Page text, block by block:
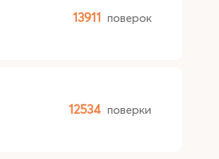
13911 поверок
12534 поверки